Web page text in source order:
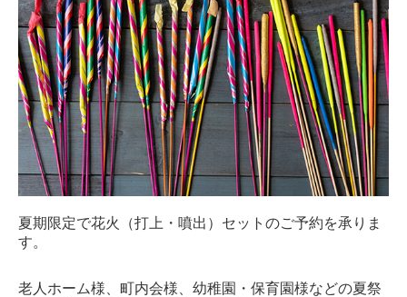
夏期限定で花火（打上・噴出）セットのご予約を承りま
す。
老人ホーム様、町内会様、幼稚園・保育園様などの夏祭